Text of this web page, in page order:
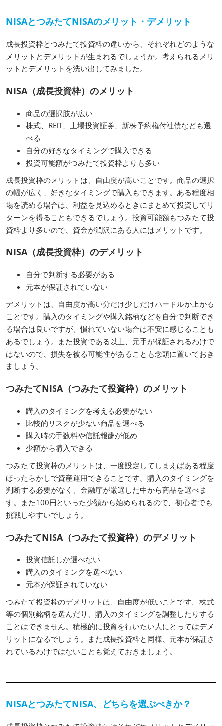
NISAとつみたてNISAのメリット・デメリット
成長投資枠とつみたて投資枠の違いから、それぞれどのような
メリットとデメリットが生まれるでしょうか。考えられるメリ
ットとデメリットを洗い出してみました。
NISA（成長投資枠）のメリット
商品の選択肢が広い
株式、REIT、上場投資証券、新株予約権付社債なども選
べる
自分の好きなタイミングで購入できる
投資可能額がつみたて投資枠よりも多い
成長投資枠のメリットは、自由度が高いことです。商品の選択
の幅が広く、好きなタイミングで購入もできます。ある程度相
場を読める場合は、利益を見込めるときにまとめて投資してリ
ターンを得ることもできるでしょう。投資可能額もつみたて投
資枠より多いので、資金が潤沢にある人にはメリットです。
NISA（成長投資枠）のデメリット
自分で判断する必要がある
元本が保証されていない
デメリットは、自由度が高い分だけ少しだけハードルが上がる
ことです。購入のタイミングや購入銘柄などを自分で判断でき
る場合は良いですが、慣れていない場合は不安に感じることも
あるでしょう。また投資である以上、元手が保証されるわけで
はないので、損失を被る可能性があることも念頭に置いておき
ましょう。
つみたてNISA（つみたて投資枠）のメリット
購入のタイミングを考える必要がない
比較的リスクが少ない商品を選べる
購入時の手数料や信託報酬が低め
少額から購入できる
つみたて投資枠のメリットは、一度設定してしまえばある程度
ほったらかしで資産運用できることです。購入のタイミングを
判断する必要がなく、金融庁が厳選した中から商品を選べま
す。また100円といった少額から始められるので、初心者でも
挑戦しやすいでしょう。
つみたてNISA（つみたて投資枠）のデメリット
投資信託しか選べない
購入のタイミングを選べない
元本が保証されていない
つみたて投資枠のデメリットは、自由度が低いことです。株式
等の個別銘柄を選んだり、購入のタイミングを調整したりする
ことはできません。積極的に投資を行いたい人にとってはデメ
リットになるでしょう。また成長投資枠と同様、元本が保証さ
れているわけではないことも覚えておきましょう。
NISAとつみたてNISA、どちらを選ぶべきか？